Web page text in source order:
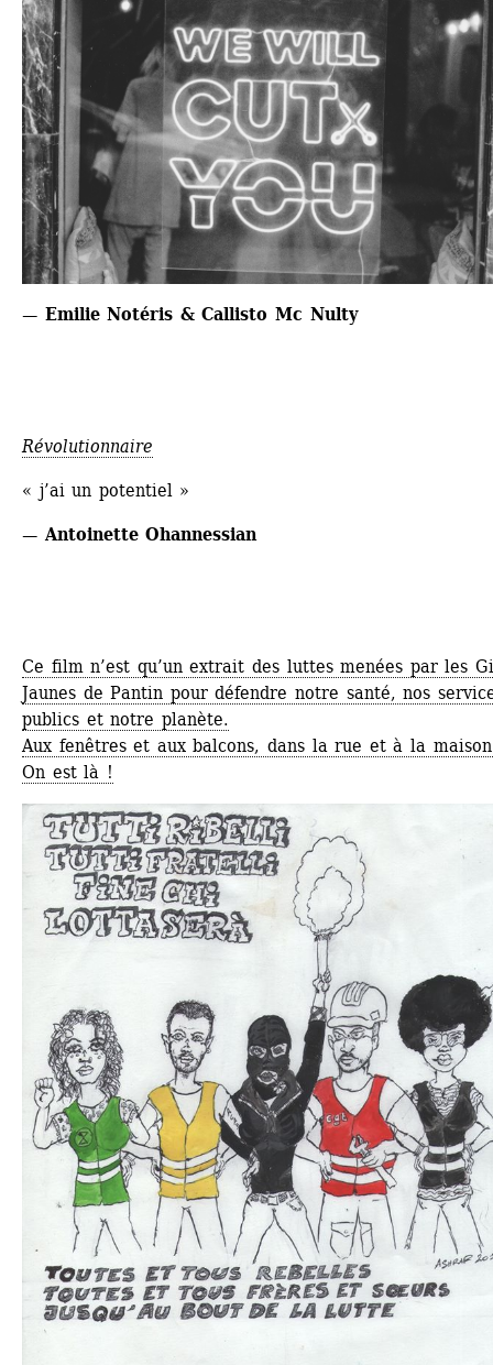
— Emilie Notéris & Callisto Mc Nulty
Révolutionnaire
« j’ai un potentiel »
— Antoinette Ohannessian
Ce film n’est qu’un extrait des luttes menées par les
Jaunes de Pantin pour défendre notre santé, nos
publics et notre planète.
Aux fenêtres et aux balcons, dans la rue et à la
On est là !